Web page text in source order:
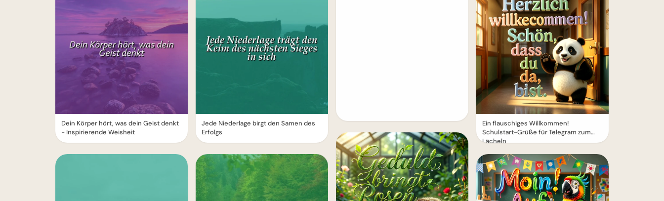
Dein Körper hört, was dein Geist denkt
- Inspirierende Weisheit
Jede Niederlage birgt den Samen des
Erfolgs
Ein flauschiges Willkommen!
Schulstart-Grüße für Telegram zum
Lächeln